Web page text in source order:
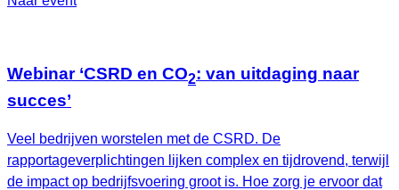
Webinar ‘CSRD en CO2: van uitdaging naar
succes’
Veel bedrijven worstelen met de CSRD. De
rapportageverplichtingen lijken complex en tijdrovend, terwijl
de impact op bedrijfsvoering groot is. Hoe zorg je ervoor dat